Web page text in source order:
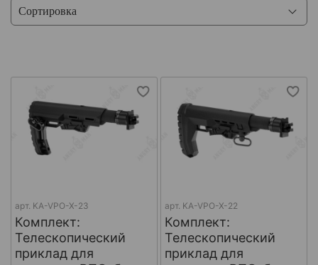
арт. KA-VPO-X-23
Комплект:
Телескопический
приклад для
арт. KA-VPO-X-22
Комплект:
Телескопический
приклад для